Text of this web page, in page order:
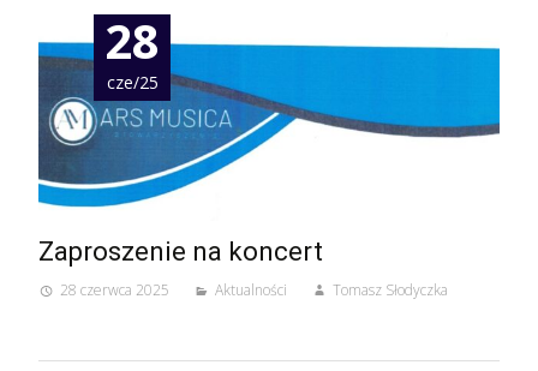
28
cze/25
Zaproszenie na koncert
28 czerwca 2025 Aktualności Tomasz Słodyczka